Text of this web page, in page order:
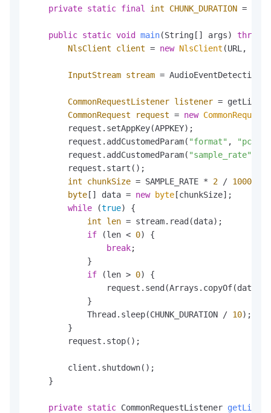
private static final int CHUNK_DURATION =
public static void main(String[] args) throws
NlsClient
client = new NlsClient (URL,
InputStream stream =
CommonRequestListener listener =
CommonRequest
request = new CommonRequest
        request.setAppKey(APPKEY);
        request.addCustomedParam(
"format" , "pcm"
        request.addCustomedParam(
"sample_rate"
        request.start();
int
chunkSize = SAMPLE_RATE * 2 / 1000
byte[] data = new byte[chunkSize];
while (true) {
int
len = stream.read(data);
if (len < 0) {
break;
            }
if (len > 0) {
request.send(Arrays.copyOf(data,
            }
            Thread.sleep(CHUNK_DURATION /
10);
        }
        request.stop();
        client.shutdown();
    }
private static CommonRequestListener